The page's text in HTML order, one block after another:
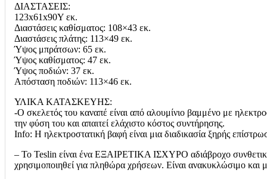
ΔΙΑΣΤΑΣΕΙΣ:
123x61x90Υ εκ.
Διαστάσεις καθίσματος: 108×43 εκ.
Διαστάσεις πλάτης: 113×49 εκ.
Ύψος μπράτσων: 65 εκ.
Ύψος καθίσματος: 47 εκ.
Ύψος ποδιών: 37 εκ.
Απόσταση ποδιών: 113×46 εκ.
ΥΛΙΚΑ ΚΑΤΑΣΚΕΥΗΣ:
-Ο σκελετός του καναπέ είναι από αλουμίνιο βαμμένο με
την φύση του και απαιτεί ελάχιστο κόστος συντήρησης.
Info: Η ηλεκτροστατική βαφή είναι μια διαδικασία ξηρής
– Το Teslin είναι ένα ΕΞΑΙΡΕΤΙΚΑ ΙΣΧΥΡΟ αδιάβροχο
χρησιμοποιηθεί για πληθώρα χρήσεων. Είναι ανακυκλώσιμο και